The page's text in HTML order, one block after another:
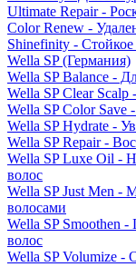
Ultimate Repair -
Color Renew -
Shinefinity - Стойкое
Wella SP (Германия)
Wella SP Balance -
Wella SP Clear
Wella SP Color Save
Wella SP Hydrate -
Wella SP Repair -
Wella SP Luxe Oil -
волос
Wella SP Just Men -
волосами
Wella SP Smoothen
волос
Wella SP Volumize -